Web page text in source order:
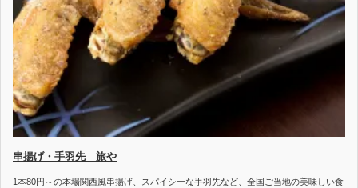
串揚げ・手羽先 旅や
1本80円～の本場関西風串揚げ、スパイシーな手羽先など、全国ご当地の美味しい食